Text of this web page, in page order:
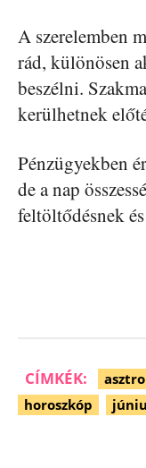
A szerelemben
rád, különösen
beszélni.
kerülhetnek
Pénzügyekben
de a nap
feltöltődésnek
CÍMKÉK:
horoszkóp